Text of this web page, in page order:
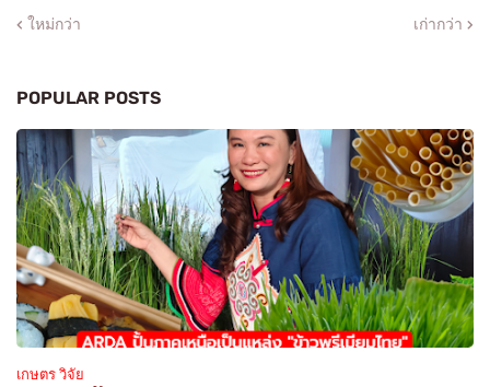
ใหม่กว่า เก่ากว่า
POPULAR POSTS
เกษตร วิจัย